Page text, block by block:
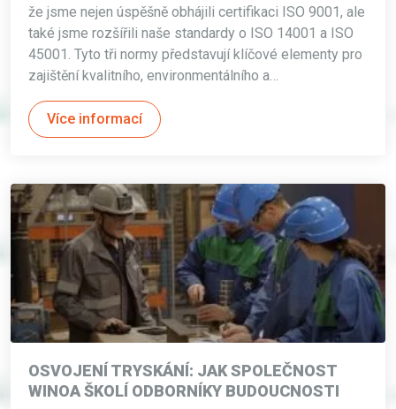
že jsme nejen úspěšně obhájili certifikaci ISO 9001, ale
také jsme rozšířili naše standardy o ISO 14001 a ISO
45001. Tyto tři normy představují klíčové elementy pro
zajištění kvalitního, environmentálního a…
Více informací
OSVOJENÍ TRYSKÁNÍ: JAK SPOLEČNOST
WINOA ŠKOLÍ ODBORNÍKY BUDOUCNOSTI